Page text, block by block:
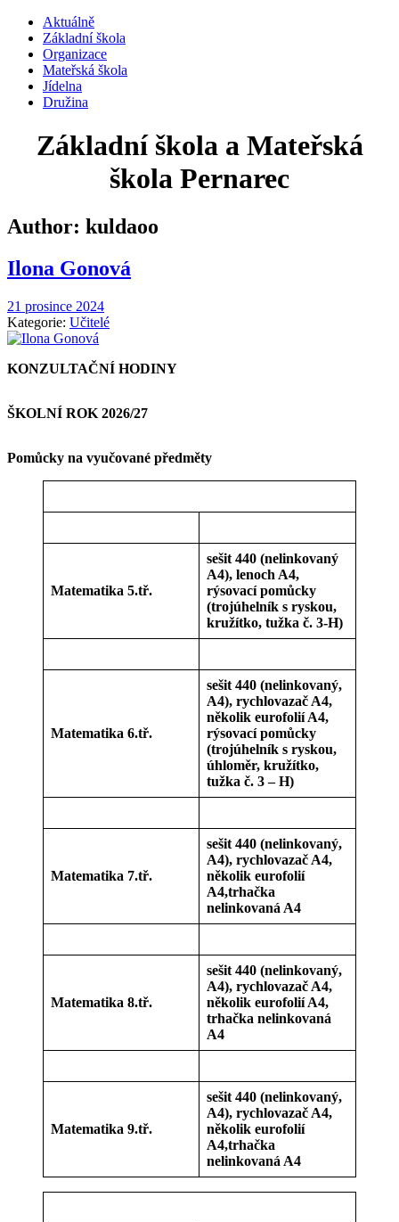
Aktuálně
Základní škola
Organizace
Mateřská škola
Jídelna
Družina
Základní škola a Mateřská
škola Pernarec
Author: kuldaoo
Ilona Gonová
21 prosince 2024
Kategorie: Učitelé
KONZULTAČNÍ HODINY
ŠKOLNÍ ROK 2026/27
Pomůcky na vyučované předměty
Matematika 5.tř.
sešit 440 (nelinkovaný
A4), lenoch A4,
rýsovací pomůcky
(trojúhelník s ryskou,
kružítko, tužka č. 3-H)
Matematika 6.tř.
sešit 440 (nelinkovaný,
A4), rychlovazač A4,
několik eurofolií A4,
rýsovací pomůcky
(trojúhelník s ryskou,
úhloměr, kružítko,
tužka č. 3 – H)
Matematika 7.tř.
sešit 440 (nelinkovaný,
A4), rychlovazač A4,
několik eurofolií
A4,trhačka
nelinkovaná A4
Matematika 8.tř.
sešit 440 (nelinkovaný,
A4), rychlovazač A4,
několik eurofolií A4,
trhačka nelinkovaná
A4
Matematika 9.tř.
sešit 440 (nelinkovaný,
A4), rychlovazač A4,
několik eurofolií
A4,trhačka
nelinkovaná A4